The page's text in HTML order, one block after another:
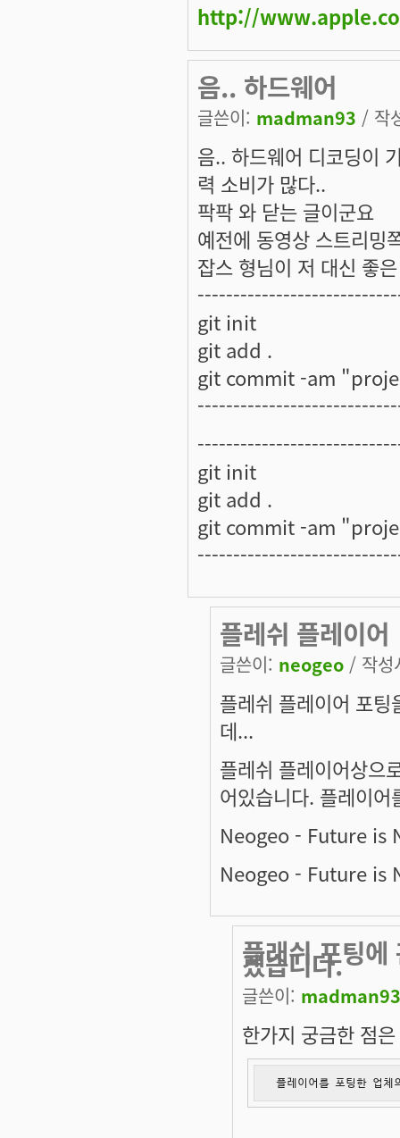
http://
음.. 하드웨어
글쓴이: madman93 / 작
음.. 하드웨어 디코딩이
력 소비가 많다..
팍팍 와 닫는 글이군요
예전에 동영상 스트리밍
잡스 형님이 저 대신 좋
git init
git add .
git commit -am
git init
git add .
git commit -am
플레쉬 플레이어
글쓴이: neogeo / 작
플레쉬 플레이어 포
데...
플레쉬 플레이어상으
어있습니다. 플레이
Neogeo - Future is
Neogeo - Future is
플래쉬 포팅에
겠습니다.
글쓴이: madman93
한가지 궁금한 점은
플레이어를 포팅한 업